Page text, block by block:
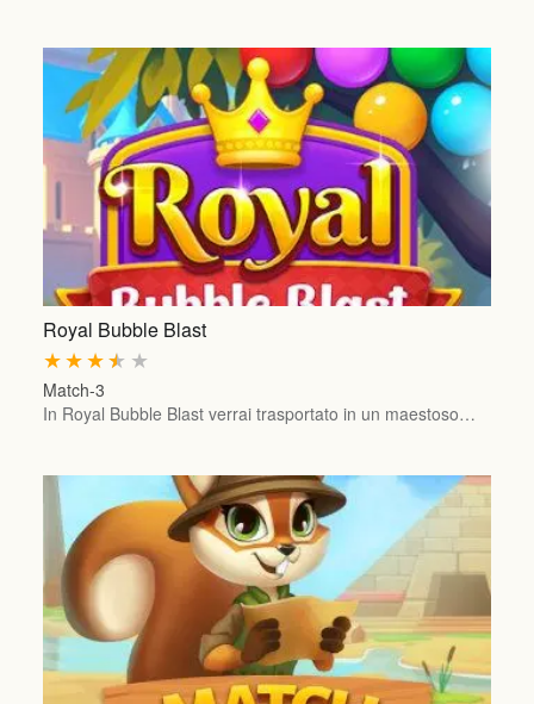
Royal Bubble Blast
★
★
★
★
★
Match-3
In Royal Bubble Blast verrai trasportato in un maestoso…